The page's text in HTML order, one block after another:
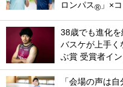
ロンパス® 」×
38歳でも進化
バスケが上手く
ぶ賞 受賞者イン
「会場の声は